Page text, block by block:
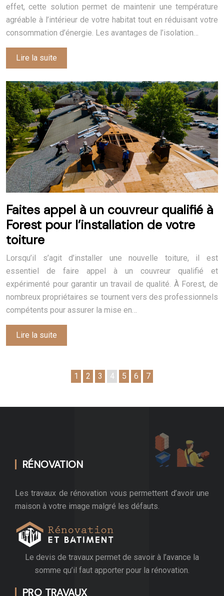
effet, cette solution permet de maintenir une température
agréable à l’intérieur de votre habitat tout en réduisant votre
consommation d’énergie. Les avantages de l’isolation…
Lire la suite
Faites appel à un couvreur qualifié à
Forest pour l’installation de votre
toiture
Lorsqu’il s’agit d’installer une nouvelle toiture, il est
essentiel de faire appel à un couvreur qualifié et
expérimenté pour garantir un travail de qualité. À Forest, de
nombreux propriétaires se tournent vers des professionnels
compétents pour assurer la mise en…
Lire la suite
1 2 3 4 5 6 7
RÉNOVATION
Les travaux de rénovation vous permettent d’avoir une
maison à votre image malgré les défauts.
Le devis de travaux permet de savoir à l’avance la
somme qu’il faut apporter pour la rénovation.
PRO TRAVAUX